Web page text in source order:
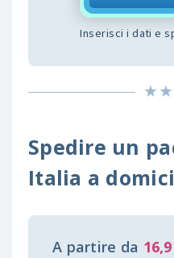
Inserisci i dati e
Spedire un
Italia a
A partire da